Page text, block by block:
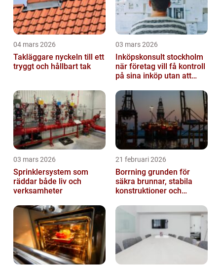
04 mars 2026
Takläggare nyckeln till ett
tryggt och hållbart tak
03 mars 2026
Inköpskonsult stockholm
när företag vill få kontroll
på sina inköp utan att
03 mars 2026
Sprinklersystem som
räddar både liv och
verksamheter
21 februari 2026
Borrning grunden för
säkra brunnar, stabila
konstruktioner och